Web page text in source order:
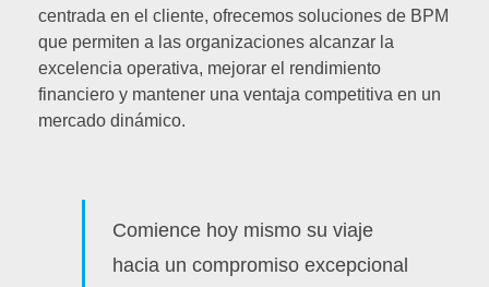
centrada en el cliente, ofrecemos soluciones de BPM
que permiten a las organizaciones alcanzar la
excelencia operativa, mejorar el rendimiento
financiero y mantener una ventaja competitiva en un
mercado dinámico.
Comience hoy mismo su viaje
hacia un compromiso excepcional